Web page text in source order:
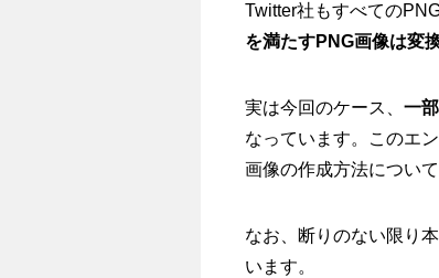
Twitter社もすべての
を満たすPNG画像は変
実は今回のケース、 一
なっています。このエ
画像の作成方法について
なお、断りのない限り
います。